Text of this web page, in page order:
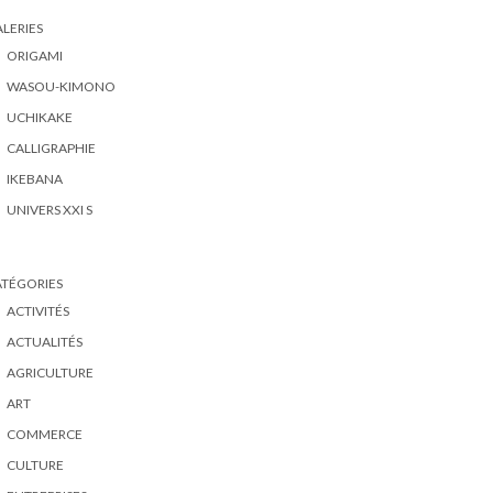
ORIGAMI
WASOU-KIMONO
UCHIKAKE
CALLIGRAPHIE
IKEBANA
UNIVERS XXI S
ACTIVITÉS
ACTUALITÉS
AGRICULTURE
ART
COMMERCE
CULTURE